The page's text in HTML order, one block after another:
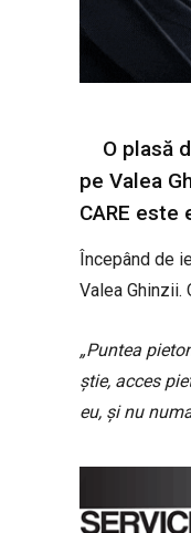
O plasă
pe Valea
CARE
Începând de
Valea Ghinzii.
„Puntea
știe, acces
eu, și nu